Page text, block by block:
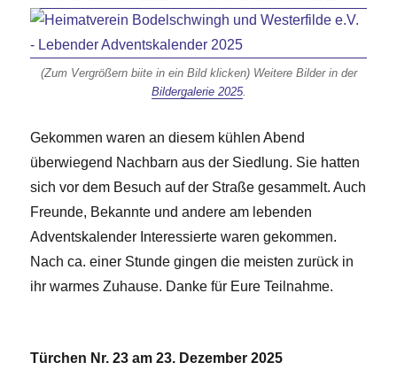
(Zum Vergrößern biite in ein Bild klicken) Weitere Bilder in der
Bildergalerie 2025.
Gekommen waren an diesem kühlen Abend
überwiegend Nachbarn aus der Siedlung. Sie hatten
sich vor dem Besuch auf der Straße gesammelt. Auch
Freunde, Bekannte und andere am lebenden
Adventskalender Interessierte waren gekommen.
Nach ca. einer Stunde gingen die meisten zurück in
ihr warmes Zuhause. Danke für Eure Teilnahme.
Türchen Nr. 23 am 23. Dezember 2025